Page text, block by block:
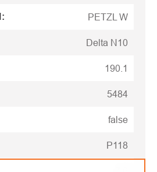
: PETZL W
Delta N10
190.1
5484
false
P118